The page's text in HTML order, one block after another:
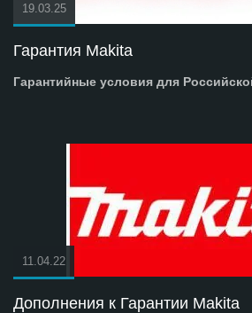
19.03.25
Гарантия Makita
Гарантийные условия для
11.04.22
Дополнения к Гарантии Makita